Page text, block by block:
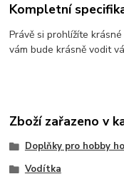
Kompletní
Právě si prohlížíte
vám bude krásně vodit
Zboží zařazeno v
Doplňky pro hobby
Vodítka